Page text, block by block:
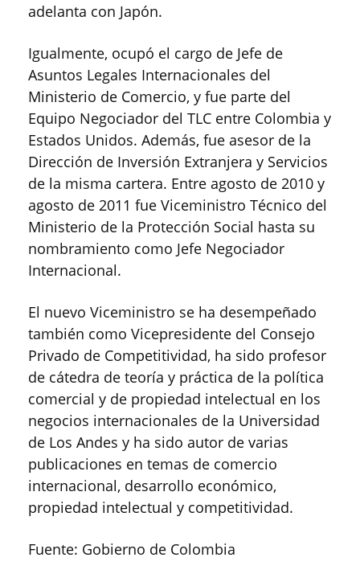
adelanta con Japón.
Igualmente, ocupó el cargo de Jefe de
Asuntos Legales Internacionales del
Ministerio de Comercio, y fue parte del
Equipo Negociador del TLC entre Colombia y
Estados Unidos. Además, fue asesor de la
Dirección de Inversión Extranjera y Servicios
de la misma cartera. Entre agosto de 2010 y
agosto de 2011 fue Viceministro Técnico del
Ministerio de la Protección Social hasta su
nombramiento como Jefe Negociador
Internacional.
El nuevo Viceministro se ha desempeñado
también como Vicepresidente del Consejo
Privado de Competitividad, ha sido profesor
de cátedra de teoría y práctica de la política
comercial y de propiedad intelectual en los
negocios internacionales de la Universidad
de Los Andes y ha sido autor de varias
publicaciones en temas de comercio
internacional, desarrollo económico,
propiedad intelectual y competitividad.
Fuente: Gobierno de Colombia